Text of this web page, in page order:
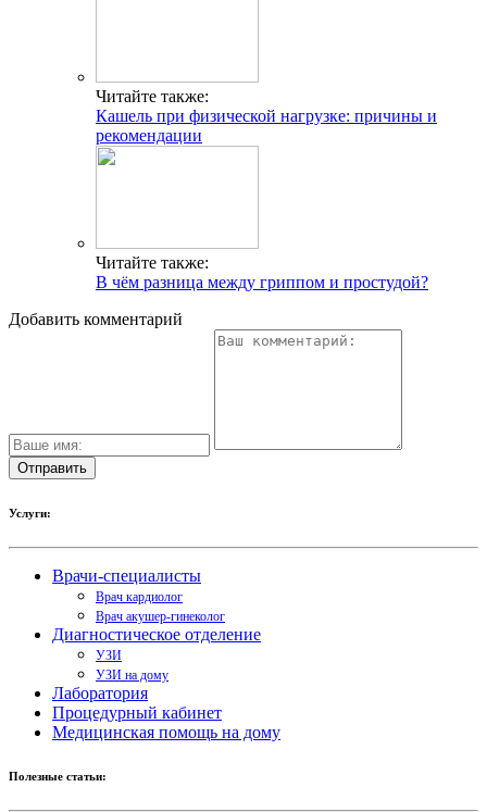
Читайте также:
Кашель при физической нагрузке: причины и
рекомендации
Читайте также:
В чём разница между гриппом и простудой?
Добавить комментарий
Услуги:
Врачи-специалисты
Врач кардиолог
Врач акушер-гинеколог
Диагностическое отделение
УЗИ
УЗИ на дому
Лаборатория
Процедурный кабинет
Медицинская помощь на дому
Полезные статьи: